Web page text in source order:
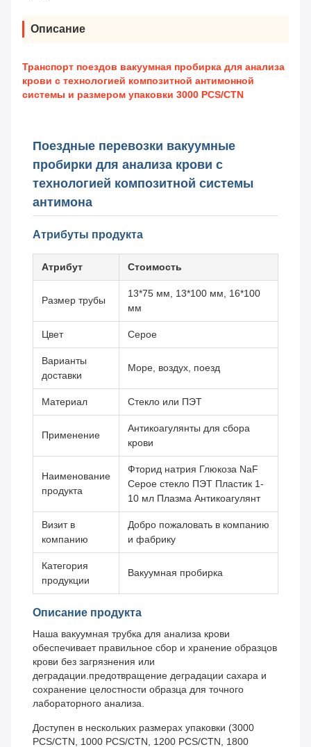
Описание
Транспорт поездов вакуумная пробирка для анализа
крови с технологией композитной антимонной
системы и размером упаковки 3000 PCS/CTN
Поездные перевозки вакуумные
пробирки для анализа крови с
технологией композитной системы
антимона
Атрибуты продукта
Атрибут Стоимость
Размер трубы
13*75 мм, 13*100 мм, 16*100
мм
Цвет Серое
Варианты
доставки
Море, воздух, поезд
Материал Стекло или ПЭТ
Применение
Антикоагулянты для сбора
крови
Наименование
продукта
Фторид натрия Глюкоза NaF
Серое стекло ПЭТ Пластик 1-
10 мл Плазма Антикоагулянт
Визит в
компанию
Добро пожаловать в компанию
и фабрику
Категория
продукции
Вакуумная пробирка
Описание продукта
Наша вакуумная трубка для анализа крови
обеспечивает правильное сбор и хранение образцов
крови без загрязнения или
деградации.предотвращение деградации сахара и
сохранение целостности образца для точного
лабораторного анализа.
Доступен в нескольких размерах упаковки (3000
PCS/CTN, 1000 PCS/CTN, 1200 PCS/CTN, 1800